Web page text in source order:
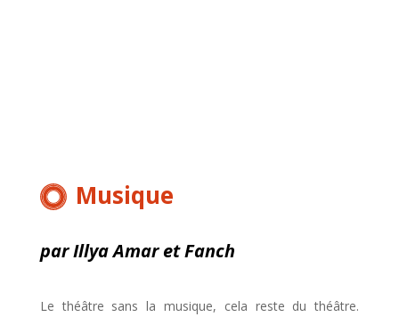
Musique
par Illya Amar et Fanch
Le théâtre sans la musique, cela reste du théâtre.